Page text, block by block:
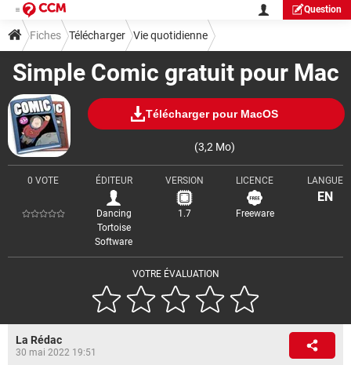
Question
Simple Comic gratuit pour Mac
Télécharger pour MacOS
(3,2 Mo)
VOTRE ÉVALUATION
0 VOTE ÉDITEUR
Dancing
Tortoise
Software
VERSION
1.7
LICENCE
Freeware
LANGUE
EN
Fiches Télécharger Vie quotidienne
La Rédac
30 mai 2022 19:51